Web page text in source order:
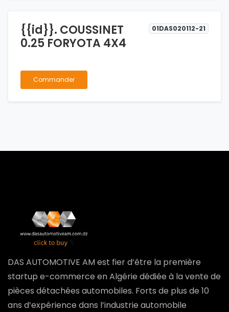
{{id}}. COUSSINET
0.25 FORYOTA 4X4
01DAS020112-21
Commander
DAS AUTOMOTIVE AM est fier d’être la première
startup e-commerce en Algérie dédiée à la vente de
pièces détachées automobiles. Forts de plus de 10
ans d’expérience dans l’industrie automobile